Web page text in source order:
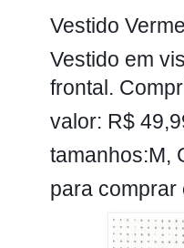
Vestido
Vestido em
frontal.
valor: R$
tamanhos:M,
para comprar